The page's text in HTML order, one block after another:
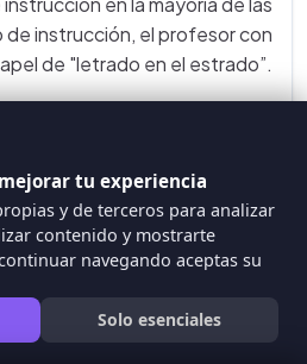
instrucción, el profesor con
de "letrado en el estrado”.
construye conocimiento
cualquiera que sea la base
posee. El constructivismo
relativamente nueva,
en el trabajo que Dewey y
muchos años. El
en nuestra creciente
tu experiencia
y de terceros para analizar
contenido y mostrarte
navegando aceptas su
Solo esenciales